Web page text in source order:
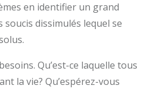
en identifier un grand
soucis dissimulés lequel se
Qu’est-ce laquelle tous
la vie? Qu’espérez-vous